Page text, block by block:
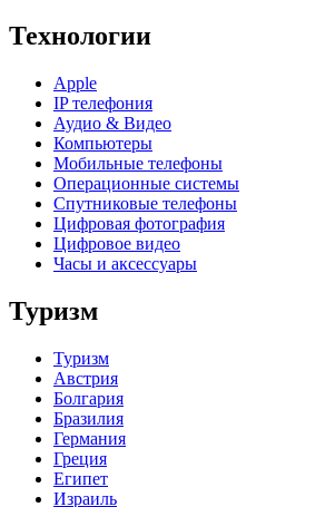
Технологии
Apple
IP телефония
Аудио & Видео
Компьютеры
Мобильные телефоны
Операционные системы
Спутниковые телефоны
Цифровая фотография
Цифровое видео
Часы и аксессуары
Туризм
Туризм
Австрия
Болгария
Бразилия
Германия
Греция
Египет
Израиль